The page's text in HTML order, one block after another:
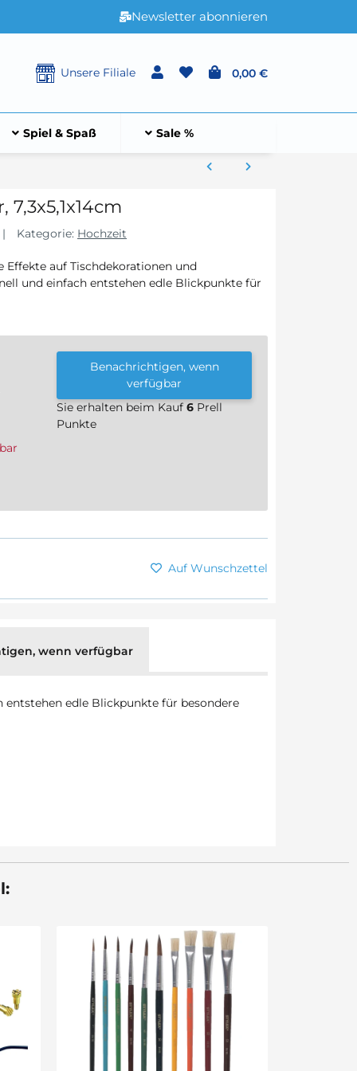
Newsletter abonnieren
Unsere Filiale 0,00 €
Spiel & Spaß Sale %
Kategorie: Hochzeit
Effekte auf Tischdekorationen und
und einfach entstehen edle Blickpunkte für
Benachrichtigen, wenn
verfügbar
Sie erhalten beim Kauf 6 Prell
Punkte
Auf Wunschzettel
wenn verfügbar
edle Blickpunkte für besondere